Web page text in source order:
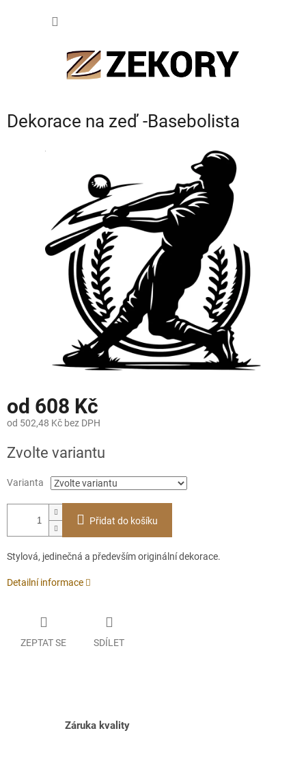
Dekorace na zeď -Basebolista
od 608 Kč
od 502,48 Kč bez DPH
cena:
Zvolte variantu
Varianta
Přidat do košíku
Stylová, jedinečná a především originální dekorace.
Detailní informace
ZEPTAT SE SDÍLET
Záruka kvality